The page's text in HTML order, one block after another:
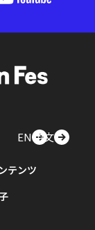
EN中文
テンツ